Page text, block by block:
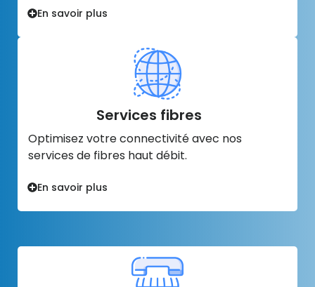
En savoir plus
Services fibres
Optimisez votre connectivité avec nos
services de fibres haut débit.
En savoir plus